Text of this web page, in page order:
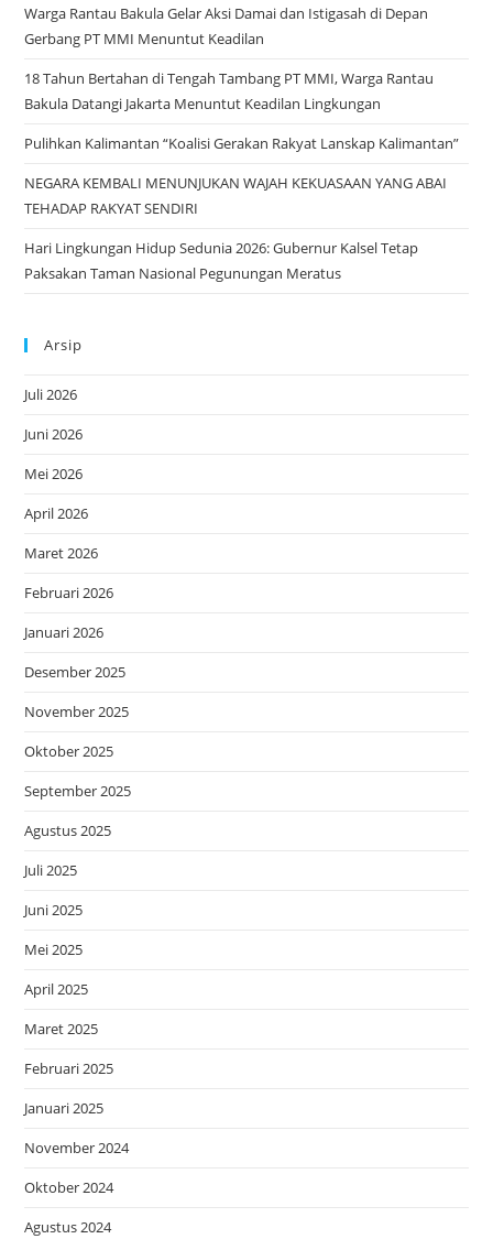
Warga Rantau Bakula Gelar Aksi Damai dan Istigasah di Depan
Gerbang PT MMI Menuntut Keadilan
18 Tahun Bertahan di Tengah Tambang PT MMI, Warga Rantau
Bakula Datangi Jakarta Menuntut Keadilan Lingkungan
Pulihkan Kalimantan “Koalisi Gerakan Rakyat Lanskap Kalimantan”
NEGARA KEMBALI MENUNJUKAN WAJAH KEKUASAAN YANG ABAI
TEHADAP RAKYAT SENDIRI
Hari Lingkungan Hidup Sedunia 2026: Gubernur Kalsel Tetap
Paksakan Taman Nasional Pegunungan Meratus
Arsip
Juli 2026
Juni 2026
Mei 2026
April 2026
Maret 2026
Februari 2026
Januari 2026
Desember 2025
November 2025
Oktober 2025
September 2025
Agustus 2025
Juli 2025
Juni 2025
Mei 2025
April 2025
Maret 2025
Februari 2025
Januari 2025
November 2024
Oktober 2024
Agustus 2024